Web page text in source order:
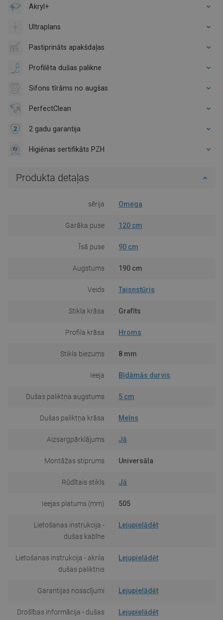
Akryl+
Ultraplans
Pastiprināts apakšdaļas
Profilēta dušas palikne
Sifons tīrāms no augšas
PerfectClean
2 gadu garantija
Higiēnas sertifikāts PZH
Produkta detaļas
sērija Omega
Garāka puse 120 cm
Īsā puse 90 cm
Augstums 190 cm
Veids Taisnstūris
Stikla krāsa Grafīts
Profila krāsa Hroms
Stikla biezums 8 mm
Ieeja Bīdāmās durvis
Dušas paliktņa augstums 5 cm
Dušas paliktņa krāsa Melns
Aizsargpārklājums Jā
Montāžas stiprums Universāla
Rūdītais stikls Jā
Ieejas platums (mm) 505
Lietošanas instrukcija -
dušas kabīne
Lejupielādēt
Lietošanas instrukcija - akrila
dušas paliktnis
Lejupielādēt
Garantijas nosacījumi Lejupielādēt
Drošības informācija - dušas
Lejupielādēt